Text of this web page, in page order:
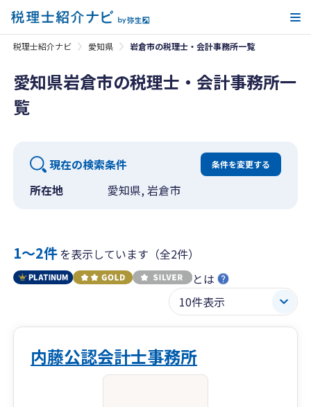
税理士紹介ナビ 愛知県 岩倉市の税理士・会計事務所一覧
愛知県岩倉市の税理士・会計事務所一
覧
現在の検索条件 条件を変更する
所在地 愛知県, 岩倉市
1〜2件を表示しています（全2件）
とは
内藤公認会計士事務所